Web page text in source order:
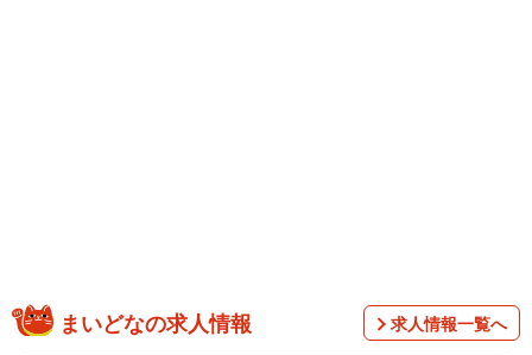
まいどなの求人情報 求人情報一覧へ